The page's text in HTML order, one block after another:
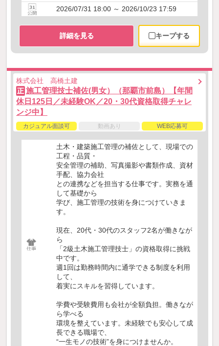
2026/07/31 18:00 ～ 2026/10/23 17:59
詳細を見る キープする
株式会社 高橋土建
正 施工管理技士補佐(男女）（那覇市前島）【年間
休日125日／未経験OK／20・30代資格取得チャレ
ンジ中】
カジュアル面談可 動画あり WEB応募可
土木・建築施工管理の補佐として、現場での
工程・品質・
安全管理の補助、写真撮影や書類作成、資材
手配、協力会社
との連携などを担当する仕事です。実務を通
して基礎から
学び、施工管理の技術を身につけていきま
す。
現在、20代・30代のスタッフ2名が働きなが
ら
「2級土木施工管理技士」の資格取得に挑戦
中です。
週1回は勤務時間内に通学できる制度を利用
して、
着実にスキルを習得しています。
学費や受験費用も会社が全額負担。働きなが
ら学べる
環境を整えています。未経験でも安心して成
長できる職場で、
“一生モノの技術”を身につけませんか。